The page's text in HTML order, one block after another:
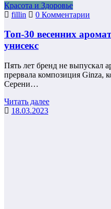
Красота и Здоровье
fillin
0 Комментарии
Топ-30 весенних
унисекс
Пять лет бренд не выпускал
прервала композиция Ginza,
Серени…
Читать далее
18.03.2023